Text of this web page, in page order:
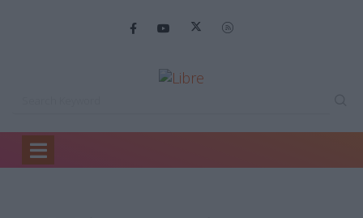
Home
Χατζηδάκης: Αυτονόητη υποχρέωσή…